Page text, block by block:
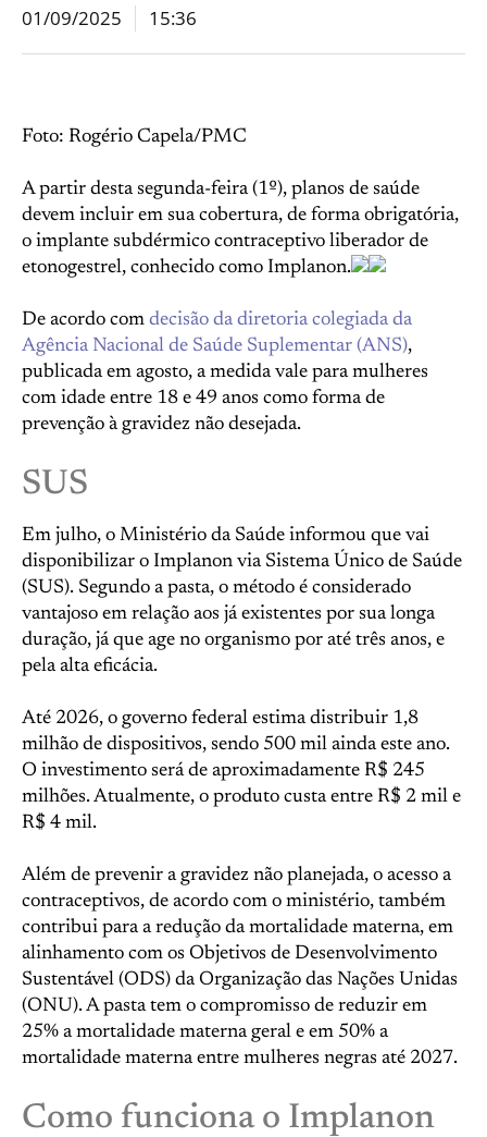
01/09/2025
15:36
Foto: Rogério Capela/PMC
A partir desta segunda-feira (1º), planos de saúde
devem incluir em sua cobertura, de forma obrigatória,
o implante subdérmico contraceptivo liberador de
etonogestrel, conhecido como Implanon.
De acordo com decisão da diretoria colegiada da
Agência Nacional de Saúde Suplementar (ANS),
publicada em agosto, a medida vale para mulheres
com idade entre 18 e 49 anos como forma de
prevenção à gravidez não desejada.
SUS
Em julho, o Ministério da Saúde informou que vai
disponibilizar o Implanon via Sistema Único de Saúde
(SUS). Segundo a pasta, o método é considerado
vantajoso em relação aos já existentes por sua longa
duração, já que age no organismo por até três anos, e
pela alta eficácia.
Até 2026, o governo federal estima distribuir 1,8
milhão de dispositivos, sendo 500 mil ainda este ano.
O investimento será de aproximadamente R$ 245
milhões. Atualmente, o produto custa entre R$ 2 mil e
R$ 4 mil.
Além de prevenir a gravidez não planejada, o acesso a
contraceptivos, de acordo com o ministério, também
contribui para a redução da mortalidade materna, em
alinhamento com os Objetivos de Desenvolvimento
Sustentável (ODS) da Organização das Nações Unidas
(ONU). A pasta tem o compromisso de reduzir em
25% a mortalidade materna geral e em 50% a
mortalidade materna entre mulheres negras até 2027.
Como funciona o Implanon